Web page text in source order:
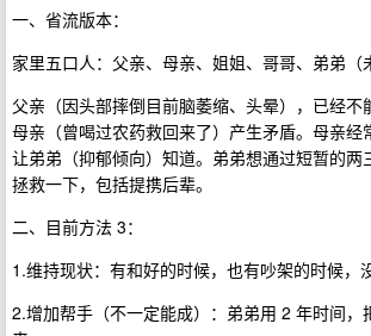
一、省流版本：
家里五口人：父亲、母亲、姐姐、哥哥、弟弟（
父亲（因头部摔倒目前脑萎缩、头晕），已经不
母亲（曾喝过农药救回来了）产生矛盾。母亲经
让弟弟（抑郁倾向）知道。弟弟想通过短暂的两
拯救一下，包括提携后辈。
二、目前方法 3：
1.维持现状：有和好的时候，也有吵架的时候，
2.增加帮手（不一定能成）：弟弟用 2 年时间，